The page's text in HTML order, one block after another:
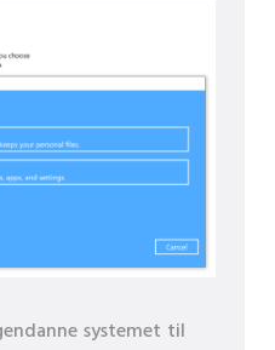
systemet til